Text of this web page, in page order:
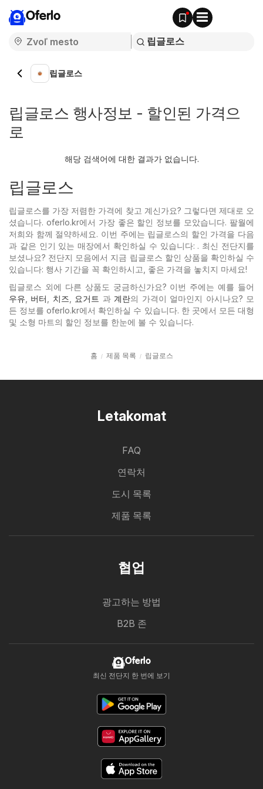
Oferlo
립글로스
립글로스 행사정보 - 할인된 가격으
로
해당 검색어에 대한 결과가 없습니다.
립글로스
립글로스를 가장 저렴한 가격에 찾고 계신가요? 그렇다면 제대로 오
셨습니다. oferlo.kr에서 가장 좋은 할인 정보를 모았습니다. 팔월에
저희와 함께 절약하세요. 이번 주에는 립글로스의 할인 가격을 다음
과 같은 인기 있는매장에서 확인하실 수 있습니다: . 최신 전단지를
보셨나요? 전단지 모음에서 지금 립글로스 할인 상품을 확인하실 수
있습니다: 행사 기간을 꼭 확인하시고, 좋은 가격을 놓치지 마세요!
립글로스 외에 다른 상품도 궁금하신가요? 이번 주에는 예를 들어
우유
버터 치즈 요거트 과 계란의 가격이 얼마인지 아시나요? 모
든 정보를 oferlo.kr에서 확인하실 수 있습니다. 한 곳에서 모든 대형
및 소형 마트의 할인 정보를 한눈에 볼 수 있습니다.
홈 제품 목록 립글로스
Letakomat
FAQ
연락처
도시 목록
제품 목록
협업
광고하는 방법
B2B 존
Oferlo
최신 전단지 한 번에 보기